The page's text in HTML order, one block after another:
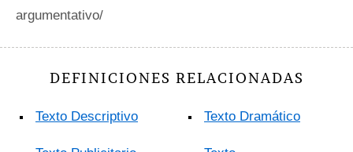
argumentativo/
DEFINICIONES RELACIONADAS
Texto Descriptivo Texto Dramático